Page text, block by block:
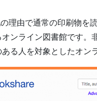
理由で通常の印刷物を
ンライン図書館です。
る人を対象としたオン